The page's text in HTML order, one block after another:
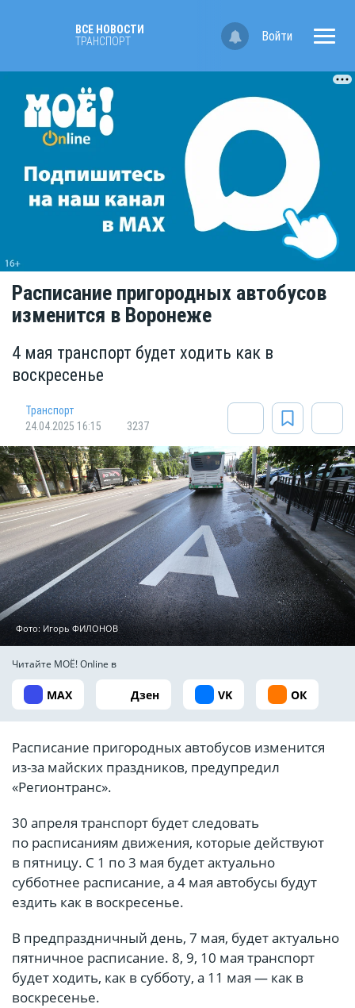
ВСЕ НОВОСТИ
ТРАНСПОРТ
Войти
Расписание пригородных автобусов
изменится в Воронеже
4 мая транспорт будет ходить как в
воскресенье
Транспорт
24.04.2025 16:15
3237
Фото: Игорь ФИЛОНОВ
Читайте МОЁ! Online в
MAX Дзен VK ОК
Расписание пригородных автобусов изменится
из-за майских праздников, предупредил
«Регионтранс».
30 апреля транспорт будет следовать
по расписаниям движения, которые действуют
в пятницу. С 1 по 3 мая будет актуально
субботнее расписание, а 4 мая автобусы будут
ездить как в воскресенье.
В предпраздничный день, 7 мая, будет актуально
пятничное расписание. 8, 9, 10 мая транспорт
будет ходить, как в субботу, а 11 мая — как в
воскресенье.